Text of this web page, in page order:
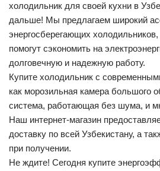
холодильник для своей кухни в
дальше! Мы предлагаем широкий
энергосберегающих
помогут сэкономить на
долговечную и надежную работу.
Купите холодильник с
как морозильная камера большого
система, работающая без шума, и
Наш интернет-магазин
доставку по всей Узбекистану, а
при получении.
Не ждите! Сегодня купите